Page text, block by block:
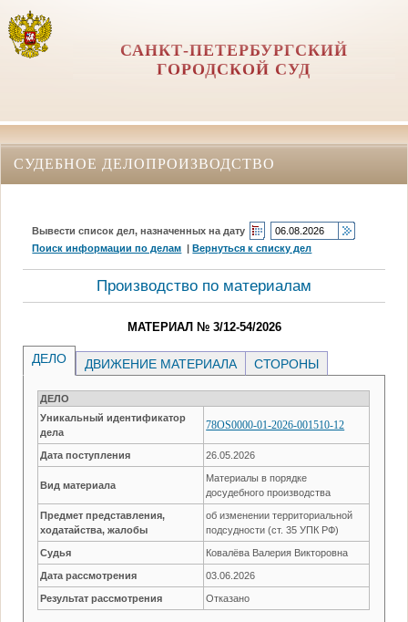
САНКТ-ПЕТЕРБУРГСКИЙ
ГОРОДСКОЙ СУД
СУДЕБНОЕ ДЕЛОПРОИЗВОДСТВО
Вывести список дел, назначенных на дату
Поиск информации по делам |Вернуться к списку дел
Производство по материалам
МАТЕРИАЛ № 3/12-54/2026
ДЕЛО ДВИЖЕНИЕ МАТЕРИАЛА СТОРОНЫ
ДЕЛО
Уникальный идентификатор
дела
78OS0000-01-2026-001510-12
Дата поступления 26.05.2026
Вид материала
Материалы в порядке
досудебного производства
Предмет представления,
ходатайства, жалобы
об изменении территориальной
подсудности (ст. 35 УПК РФ)
Судья Ковалёва Валерия Викторовна
Дата рассмотрения 03.06.2026
Результат рассмотрения Отказано